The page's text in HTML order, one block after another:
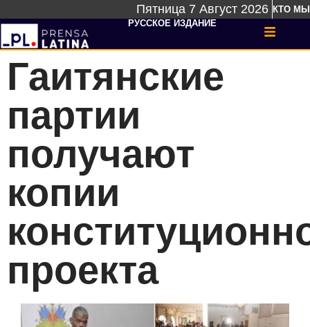
Пятница 7 Август 2026 КТО МЫ
РУССКОЕ ИЗДАНИЕ
Гаитянские
партии
получают
копии
проекта